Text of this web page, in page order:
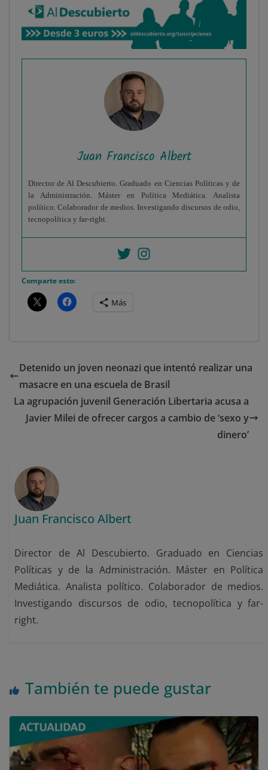
Juan Francisco Albert
Director de Al Descubierto. Graduado en Ciencias Políticas y de
la Administración. Máster en Política Mediática. Analista
político. Colaborador de medios. Investigando discursos de odio,
tecnopolítica y far-right.
Comparte esto:
Más
Detenido un joven neonazi que intentó realizar una
masacre en una escuela de Brasil
La agrupación juvenil Generación Libertaria acusa a
Javier Milei de ofrecer cargos a cambio de ‘sexo y
dinero’
Juan Francisco Albert
Director de Al Descubierto. Graduado en Ciencias
Políticas y de la Administración. Máster en Política
Mediática. Analista político. Colaborador de medios.
Investigando discursos de odio, tecnopolítica y far-
right.
También te puede gustar